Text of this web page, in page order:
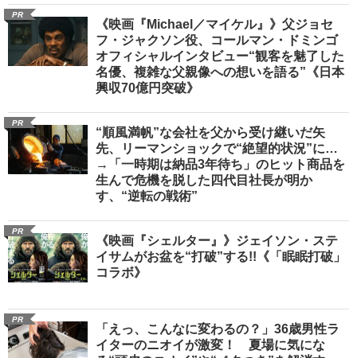
PR
《映画『Michael／マイケル』》父ジョセ
フ・ジャクソン役、コールマン・ドミンゴ
オフィシャルインタビュー“観客を魅了した
名優、複雑な父親像への想いを語る”《日本
興収70億円突破》
PR
“順風満帆”な会社を父から受け継いだ矢
先、リーマンショックで“絶望的状況”に…
→「一時期は納品3年待ち」のヒット商品を
生んで危機を脱した四代目社長が明か
す、“逆転の戦術”
PR
《映画『シェルター』》ジェイソン・ステ
イサムがお盆を“打破”する!!《「眠眠打破」
コラボ》
PR
「えっ、こんなに変わるの？」36歳男性ラ
イターのニオイが激変！ 夏場に気にな